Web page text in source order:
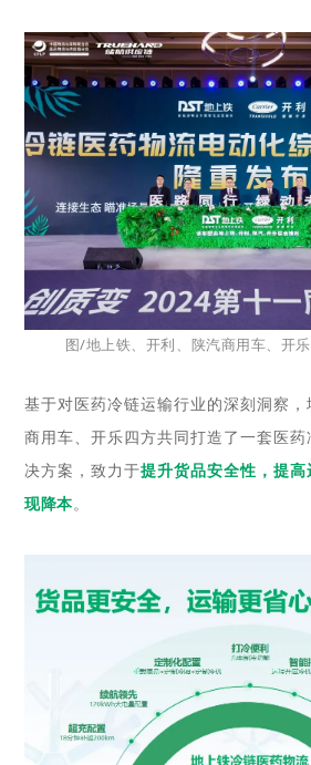
图/地上铁、开利、陕汽商用车、开
基于对医药冷链运输行业的深刻洞察
商用车、开乐四方共同打造了一套医
决方案，致力于提升货品安全性，提
现降本。